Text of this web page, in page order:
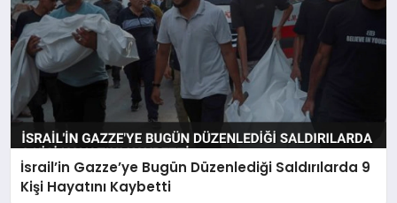
İsrail’in Gazze’ye Bugün Düzenlediği Saldırılarda 9
Kişi Hayatını Kaybetti